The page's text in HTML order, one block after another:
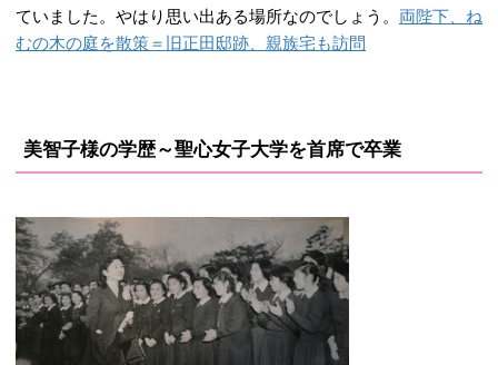
ていました。やはり思い出ある場所なのでしょう。 両陛下、ね
むの木の庭を散策＝旧正田邸跡、親族宅も訪問
美智子様の学歴～聖心女子大学を首席で卒業